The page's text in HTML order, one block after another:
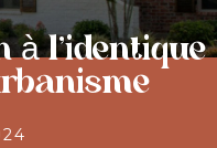
l’identique